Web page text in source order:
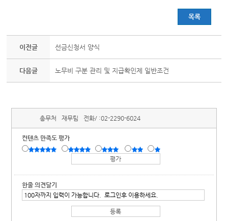
목록
이전글 선금신청서 양식
다음글 노무비 구분 관리 및 지급확인제 일반조건
총무처 재무팀 전화/ :02-2290-6024
컨텐츠 만족도 평가
한줄 의견달기